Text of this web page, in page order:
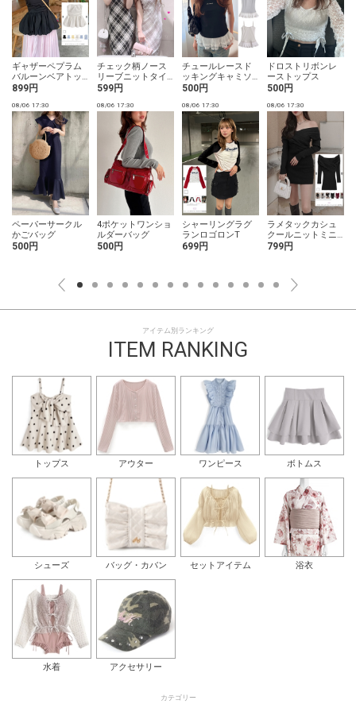
ギャザーペプラム
バルーンベアトッ
プス
899円
チェック柄ノース
リーブニットタイ
トロングワンピー
599円
チュールレースド
ッキングキャミソ
ール
500円
ドロストリボンレ
ーストップス
500円
08/06 17:30
ペーパーサークル
かごバッグ
500円
08/06 17:30
4ポケットワンショ
ルダーバッグ
500円
08/06 17:30
シャーリングラグ
ランロゴロンT
699円
08/06 17:30
ラメタックカシュ
クールニットミニ
ワンピース
799円
アイテム別ランキング
ITEM RANKING
トップス アウター ワンピース ボトムス
シューズ バッグ・カバン セットアイテム 浴衣
水着 アクセサリー
カテゴリー